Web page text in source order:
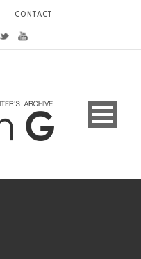
CONTACT